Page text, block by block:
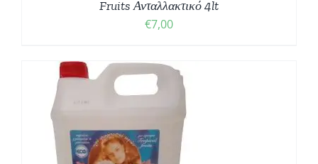
Fruits Ανταλλακτικό 4lt
€7,00